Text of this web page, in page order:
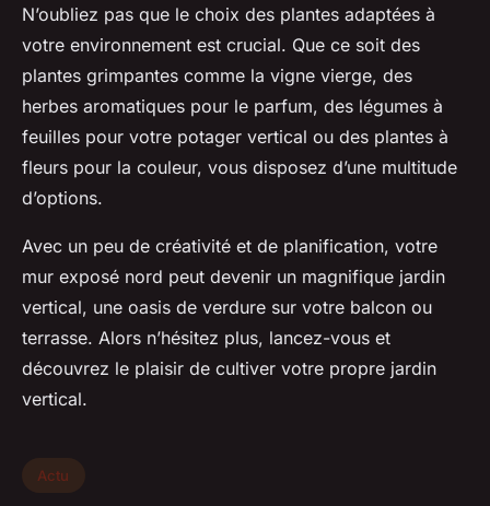
N’oubliez pas que le choix des plantes adaptées à
votre environnement est crucial. Que ce soit des
plantes grimpantes comme la vigne vierge, des
herbes aromatiques pour le parfum, des légumes à
feuilles pour votre potager vertical ou des plantes à
fleurs pour la couleur, vous disposez d’une multitude
d’options.
Avec un peu de créativité et de planification, votre
mur exposé nord peut devenir un magnifique jardin
vertical, une oasis de verdure sur votre balcon ou
terrasse. Alors n’hésitez plus, lancez-vous et
découvrez le plaisir de cultiver votre propre jardin
vertical.
Actu